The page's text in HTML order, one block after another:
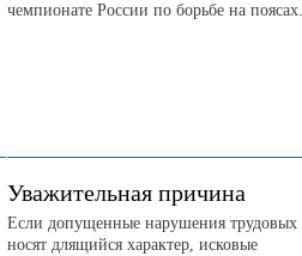
чемпионате России по борьбе на поясах.
Уважительная причина
Если допущенные нарушения трудовых
носят длящийся характер, исковые